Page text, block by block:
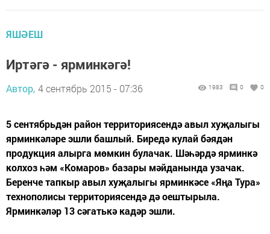
ЯШӘЕШ
Иртәгә - ярминкәгә!
Автор, 4 сентябрь 2015 - 07:36 1983 0 0
5 сентябрьдән район территориясендә авыл хуҗалыгы
ярминкәләре эшли башлый. Биредә кулай бәядән
продукция алырга мөмкин булачак. Шәһәрдә ярминкә
колхоз һәм «Комаров» базары мәйданында узачак.
Беренче тапкыр авыл хуҗалыгы ярминкәсе «Яңа Тура»
технополисы территориясендә дә оештырыла.
Ярминкәләр 13 сәгатькә кадәр эшли.